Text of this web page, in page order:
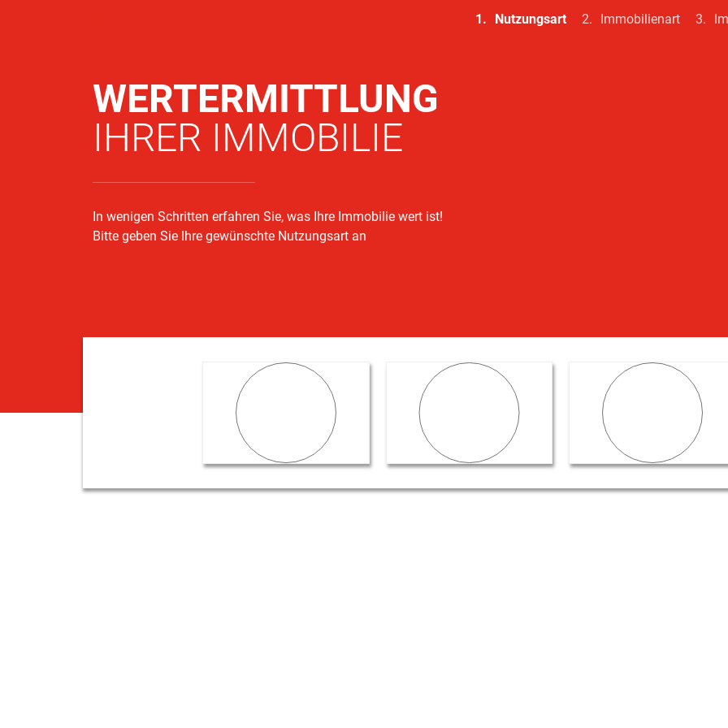
Nutzungsart Immobilienart
WERTERMITTLUNG
IHRER IMMOBILIE
In wenigen Schritten erfahren Sie, was Ihre Immobilie wert ist!
Bitte geben Sie Ihre gewünschte Nutzungsart an